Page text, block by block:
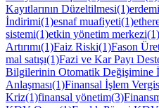
Kayıtlarının Düzeltilmesi(1)
İndirimi(1)esnaf muafiyeti(1)
sistemi(1)etkin yönetim merkezi(1)
Artırımı(1)Faiz Riski(1)Fason
mal satışı(1)Fazi ve Kar Payı
Bilgilerinin Otomatik Değişimine
Anlaşması(1)Finansal İşlem
Kriz(1)finansal yönetim(3)